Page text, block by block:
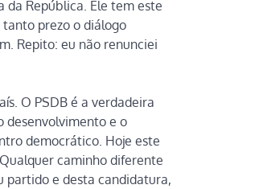
da República. Ele tem este
prezo o diálogo
Repito: eu não renunciei
O PSDB é a verdadeira
desenvolvimento e o
democrático. Hoje este
caminho diferente
partido e desta candidatura,